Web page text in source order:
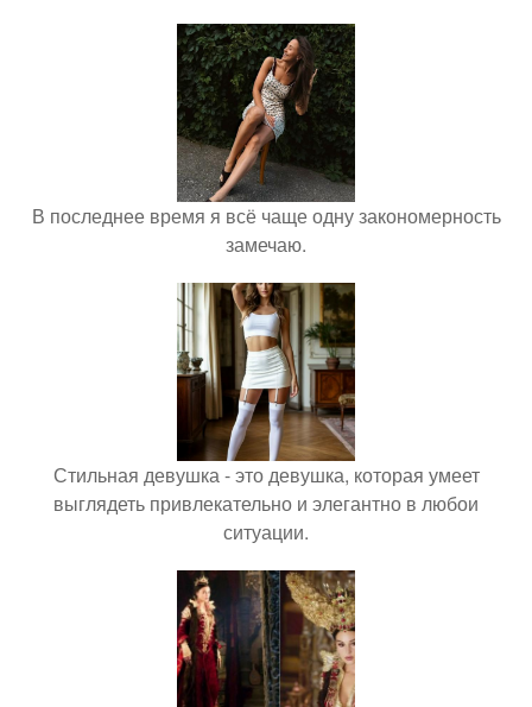
В последнее время я всё чаще одну закономерность
замечаю.
Стильная девушка - это девушка, которая умеет
выглядеть привлекательно и элегантно в любои
ситуации.